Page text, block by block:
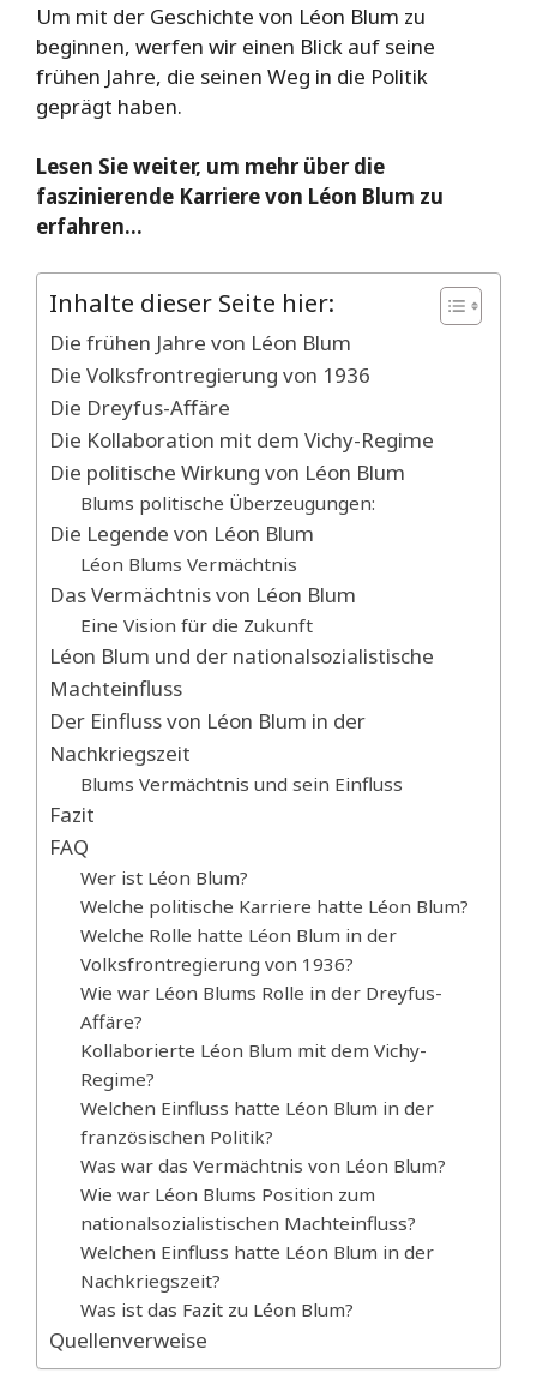
Um mit der Geschichte von Léon Blum zu
beginnen, werfen wir einen Blick auf seine
frühen Jahre, die seinen Weg in die Politik
geprägt haben.
Lesen Sie weiter, um mehr über die
faszinierende Karriere von Léon Blum zu
erfahren…
Inhalte dieser Seite hier:
Die frühen Jahre von Léon Blum
Die Volksfrontregierung von 1936
Die Dreyfus-Affäre
Die Kollaboration mit dem Vichy-Regime
Die politische Wirkung von Léon Blum
Blums politische Überzeugungen:
Die Legende von Léon Blum
Léon Blums Vermächtnis
Das Vermächtnis von Léon Blum
Eine Vision für die Zukunft
Léon Blum und der nationalsozialistische
Machteinfluss
Der Einfluss von Léon Blum in der
Nachkriegszeit
Blums Vermächtnis und sein Einfluss
Fazit
FAQ
Wer ist Léon Blum?
Welche politische Karriere hatte Léon Blum?
Welche Rolle hatte Léon Blum in der
Volksfrontregierung von 1936?
Wie war Léon Blums Rolle in der Dreyfus-
Affäre?
Kollaborierte Léon Blum mit dem Vichy-
Regime?
Welchen Einfluss hatte Léon Blum in der
französischen Politik?
Was war das Vermächtnis von Léon Blum?
Wie war Léon Blums Position zum
nationalsozialistischen Machteinfluss?
Welchen Einfluss hatte Léon Blum in der
Nachkriegszeit?
Was ist das Fazit zu Léon Blum?
Quellenverweise